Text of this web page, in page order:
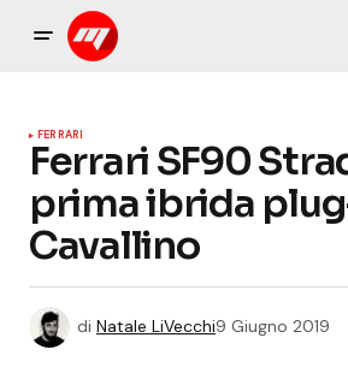
FERRARI
Ferrari SF90
prima ibrida
Cavallino
di Natale LiVecchi9 Giugno 2019